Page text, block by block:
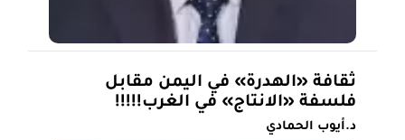
ثقافة «الهدرة» في اليمن مقابل
فلسفة «الانتاج» في الغرب!!!!!
د.أيوب الحمادي